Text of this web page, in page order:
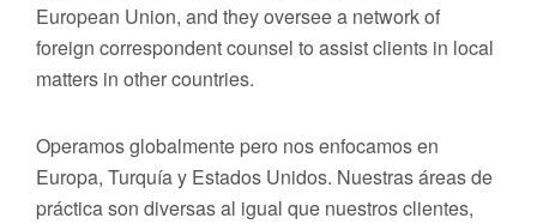
European Union, and they oversee a network of
foreign correspondent counsel to assist clients in local
matters in other countries.
Operamos globalmente pero nos enfocamos en
Europa, Turquía y Estados Unidos. Nuestras áreas de
práctica son diversas al igual que nuestros clientes,